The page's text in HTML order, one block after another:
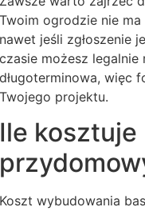
Twoim ogrodzie nie
nawet jeśli zgłoszenie
czasie możesz
długoterminowa, więc
Twojego projektu.
Ile
Koszt wybudowania